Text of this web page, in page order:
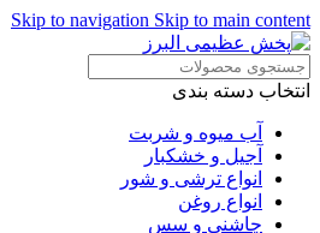
Skip to navigation Skip to main content
انتخاب دسته بندی
آب میوه و شربت
آجیل و خشکبار
انواع ترشی و شور
انواع روغن
چاشنی و سس